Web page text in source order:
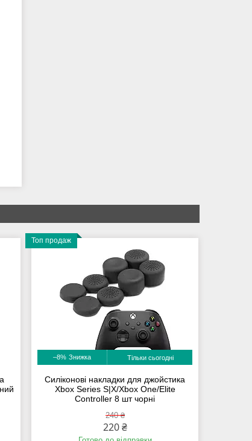
Топ продаж
–8% Тільки сьогодні
Силіконові накладки для джойстика
Xbox Series S|X/Xbox One/Elite
Controller 8 шт чорні
240 ₴
220 ₴